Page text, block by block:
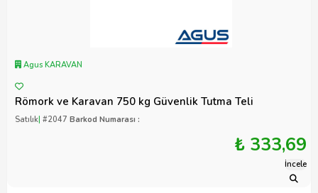
Agus KARAVAN
Römork ve Karavan 750 kg Güvenlik Tutma Teli
Satılık| #2047 Barkod Numarası :
₺ 333,69
İncele